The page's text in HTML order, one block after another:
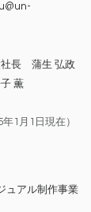
社長 蒲生 弘政
薫
1月1日現在）
ュアル制作事業